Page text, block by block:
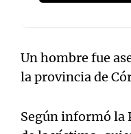
Un hombre fue
la provincia de
Según informó la
Notas